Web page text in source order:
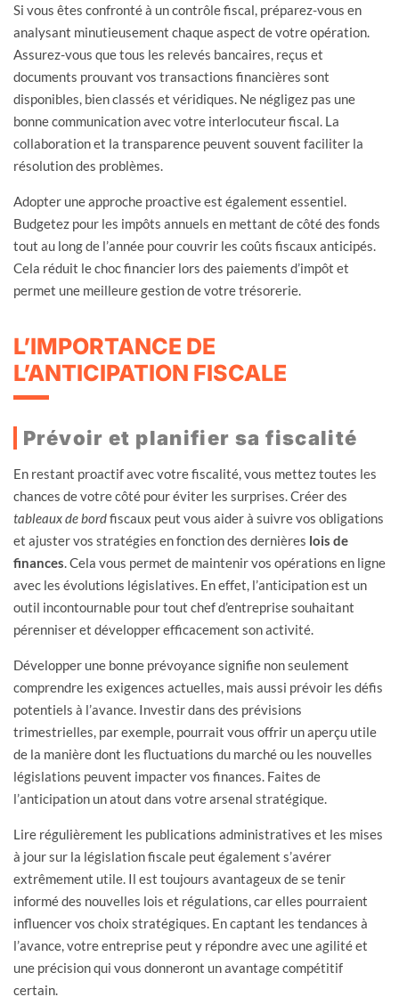
Si vous êtes confronté à un contrôle fiscal, préparez-vous en
analysant minutieusement chaque aspect de votre opération.
Assurez-vous que tous les relevés bancaires, reçus et
documents prouvant vos transactions financières sont
disponibles, bien classés et véridiques. Ne négligez pas une
bonne communication avec votre interlocuteur fiscal. La
collaboration et la transparence peuvent souvent faciliter la
résolution des problèmes.
Adopter une approche proactive est également essentiel.
Budgetez pour les impôts annuels en mettant de côté des fonds
tout au long de l’année pour couvrir les coûts fiscaux anticipés.
Cela réduit le choc financier lors des paiements d’impôt et
permet une meilleure gestion de votre trésorerie.
L’IMPORTANCE DE
L’ANTICIPATION FISCALE
Prévoir et planifier sa fiscalité
En restant proactif avec votre fiscalité, vous mettez toutes les
chances de votre côté pour éviter les surprises. Créer des
tableaux de bordfiscaux peut vous aider à suivre vos obligations
et ajuster vos stratégies en fonction des dernières lois de
finances . Cela vous permet de maintenir vos opérations en ligne
avec les évolutions législatives. En effet, l’anticipation est un
outil incontournable pour tout chef d’entreprise souhaitant
pérenniser et développer efficacement son activité.
Développer une bonne prévoyance signifie non seulement
comprendre les exigences actuelles, mais aussi prévoir les défis
potentiels à l’avance. Investir dans des prévisions
trimestrielles, par exemple, pourrait vous offrir un aperçu utile
de la manière dont les fluctuations du marché ou les nouvelles
législations peuvent impacter vos finances. Faites de
l’anticipation un atout dans votre arsenal stratégique.
Lire régulièrement les publications administratives et les mises
à jour sur la législation fiscale peut également s’avérer
extrêmement utile. Il est toujours avantageux de se tenir
informé des nouvelles lois et régulations, car elles pourraient
influencer vos choix stratégiques. En captant les tendances à
l’avance, votre entreprise peut y répondre avec une agilité et
une précision qui vous donneront un avantage compétitif
certain.